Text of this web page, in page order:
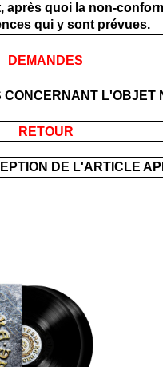
quoi la non-
qui y sont prévues.
DEMANDES
RETOUR
DE L'ARTICLE